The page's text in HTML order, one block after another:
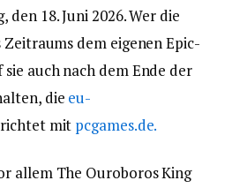
den 18. Juni 2026. Wer die
dem eigenen Epic-
auch nach dem Ende der
die eu-
mit pcgames.de.
allem The Ouroboros King